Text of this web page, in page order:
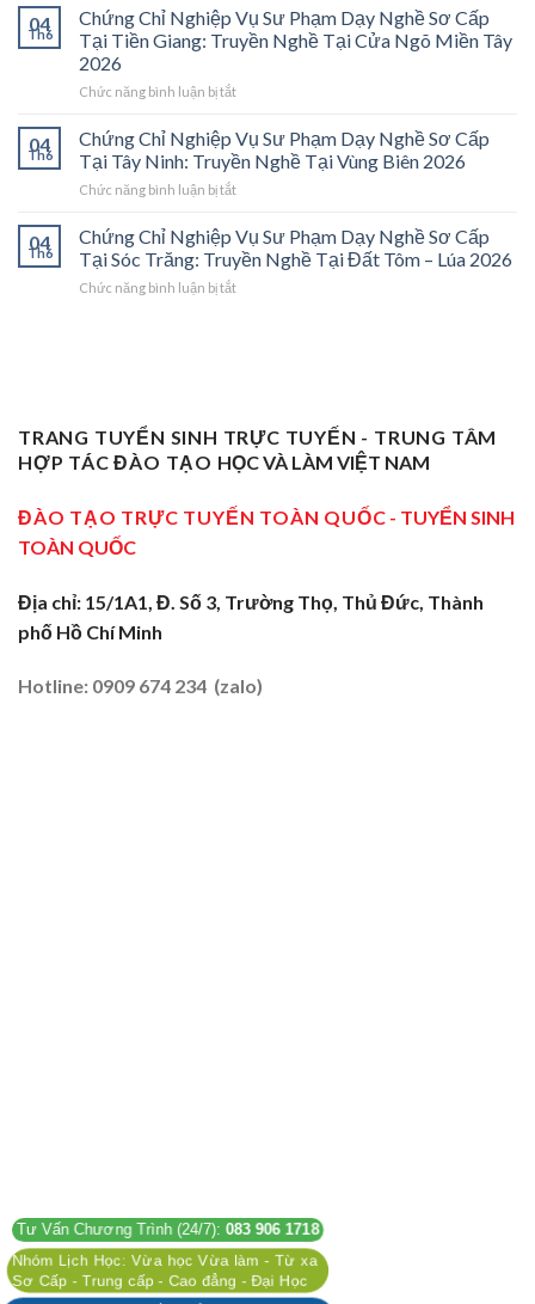
Cấp
Tại
Vĩnh
2026:
Cánh
Cửa
Nghề
“Thầy
Nghề”
Ở
Trung
Tâm
Chỉ
Nghiệp
Vụ
Phạm
Cấp
Tại
Trà
Vinh
Bệ
Phóng
Cho
Thợ
Nghề
04
Th6
Chứng Chỉ Nghiệp Vụ Sư Phạm Dạy Nghề Sơ Cấp
Tại Tiền Giang: Truyền Nghề Tại Cửa Ngõ Miền Tây
2026
Chức năng bình luận bị tắtở
Chỉ
Nghiệp
Vụ
Sư
Dạy
Nghề
Sơ
Cấp
Cửa
Ngõ
Miền
2026
04
Th6
Chứng Chỉ Nghiệp Vụ Sư Phạm Dạy Nghề Sơ Cấp
Tại Tây Ninh: Truyền Nghề Tại Vùng Biên 2026
Chức năng bình luận bị tắtở
Chỉ
Nghiệp
Vụ
Sư
Tây
Ninh:
Truyền
Tại
04
Th6
Chứng Chỉ Nghiệp Vụ Sư Phạm Dạy Nghề Sơ Cấp
Tại Sóc Trăng: Truyền Nghề Tại Đất Tôm – Lúa 2026
Chức năng bình luận bị tắtở
Dạy
Nghề
Sơ
Tại
Sóc
Nghề
Tại
Lúa
TRANG TUYỂN SINH TRỰC TUYẾN - TRUNG TÂM
HỢP TÁC ĐÀO TẠO HỌC VÀ LÀM VIỆT NAM
ĐÀO TẠO TRỰC TUYẾN TOÀN QUỐC - TUYỂN SINH
TOÀN QUỐC
Địa chỉ: 15/1A1, Đ. Số 3, Trường Thọ, Thủ Đức, Thành
phố Hồ Chí Minh
Hotline: 0909 674 234 (zalo)
Tư Vấn Chương Trình (24/7): 083 906 1718
Nhóm Lịch Học: Vừa học Vừa làm - Từ xa
Sơ Cấp - Trung cấp - Cao đẳng - Đại Học